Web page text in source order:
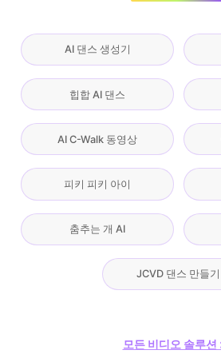
AI 댄스 생성기
힙합 AI 댄스
AI C-Walk 동영상
피키 피키 아이
춤추는 개 AI
JCVD 댄스 만들기
모든 비디오 솔루션